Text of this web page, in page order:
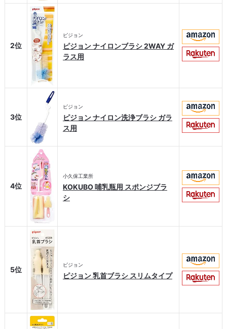
2位
ピジョン
ピジョン ナイロンブラシ 2WAY ガ
ラス用
3位
ピジョン
ピジョン ナイロン洗浄ブラシ ガラ
ス用
4位
小久保工業所
KOKUBO 哺乳瓶用 スポンジブラ
シ
5位
ピジョン
ピジョン 乳首ブラシ スリムタイプ